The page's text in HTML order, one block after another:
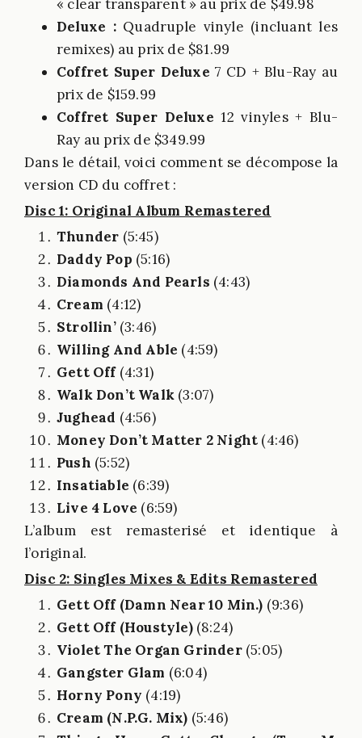
« clear transparent » au prix de $49.98
Deluxe :Quadruple vinyle (incluant les
remixes) au prix de $81.99
Coffret Super Deluxe 7 CD + Blu-Ray au
prix de $159.99
Coffret Super Deluxe 12 vinyles + Blu-
Ray au prix de $349.99
Dans le détail, voici comment se décompose la
version CD du coffret :
Disc 1: Original Album Remastered
Thunder (5:45)
Daddy Pop (5:16)
Diamonds And Pearls (4:43)
Cream (4:12)
Strollin’(3:46)
Willing And Able (4:59)
Gett Off(4:31)
Walk Don’t Walk (3:07)
Jughead (4:56)
Money Don’t Matter 2 Night (4:46)
Push (5:52)
Insatiable (6:39)
Live 4 Love (6:59)
L’album est remasterisé et identique à
l’original.
Disc 2: Singles Mixes & Edits Remastered
Gett Off (Damn Near 10 Min.) (9:36)
Gett Off (Houstyle) (8:24)
Violet The Organ Grinder(5:05)
Gangster Glam (6:04)
Horny Pony (4:19)
Cream (N.P.G. Mix) (5:46)